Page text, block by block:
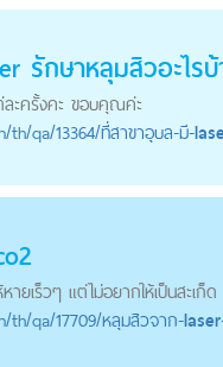
รักษาหลุมสิวอะไรบ้
ละครั้งคะ ขอบคุณค่ะ
/th/qa/13364/ที่สาขาอุบล-มี-
ายเร็วๆ แต่ไม่อยากให้เป็นสะเ
/th/qa/17709/หลุมสิวจาก-laser